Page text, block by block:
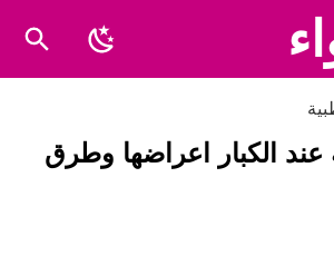
عند الكبار اعراضها وطرق